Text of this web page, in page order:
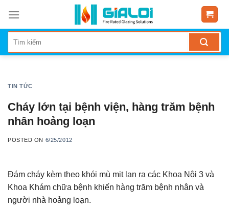
content
TIN TỨC
Cháy lớn tại bệnh viện, hàng trăm bệnh
nhân hoảng loạn
POSTED ON 6/25/2012
Đám cháy kèm theo khói mù mịt lan ra các Khoa Nội 3 và
Khoa Khám chữa bệnh khiến hàng trăm bệnh nhân và
người nhà hoảng loạn.